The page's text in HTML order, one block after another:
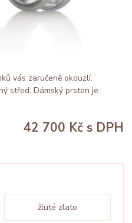
vás zaručeně okouzlí.
střed. Dámský prsten je
42 700 Kč s DPH
žluté zlato